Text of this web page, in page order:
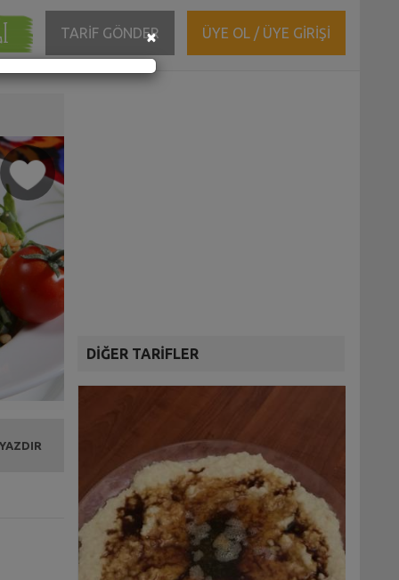
TARİF GÖNDER ÜYE OL / ÜYE GİRİŞİ
DİĞER TARİFLER
×Close